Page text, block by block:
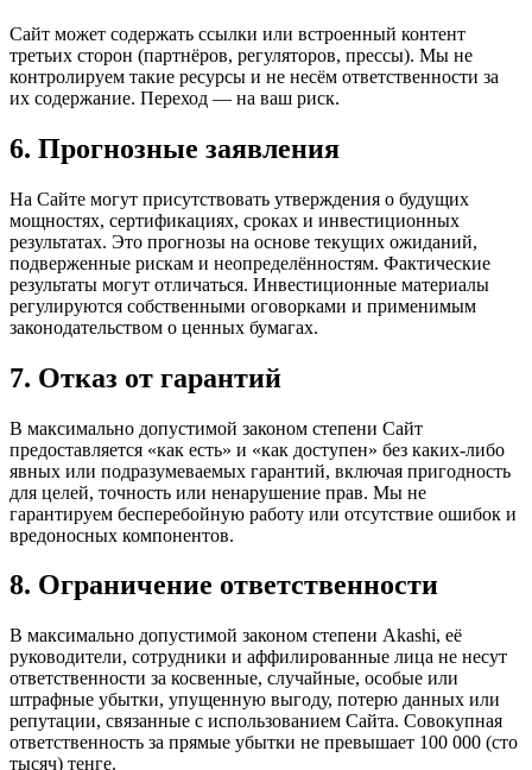
Сайт может содержать ссылки или встроенный контент
третьих сторон (партнёров, регуляторов, прессы). Мы не
контролируем такие ресурсы и не несём ответственности за
их содержание. Переход — на ваш риск.
6. Прогнозные заявления
На Сайте могут присутствовать утверждения о будущих
мощностях, сертификациях, сроках и инвестиционных
результатах. Это прогнозы на основе текущих ожиданий,
подверженные рискам и неопределённостям. Фактические
результаты могут отличаться. Инвестиционные материалы
регулируются собственными оговорками и применимым
законодательством о ценных бумагах.
7. Отказ от гарантий
В максимально допустимой законом степени Сайт
предоставляется «как есть» и «как доступен» без каких-либо
явных или подразумеваемых гарантий, включая пригодность
для целей, точность или ненарушение прав. Мы не
гарантируем бесперебойную работу или отсутствие ошибок и
вредоносных компонентов.
8. Ограничение ответственности
В максимально допустимой законом степени Akashi, её
руководители, сотрудники и аффилированные лица не несут
ответственности за косвенные, случайные, особые или
штрафные убытки, упущенную выгоду, потерю данных или
репутации, связанные с использованием Сайта. Совокупная
ответственность за прямые убытки не превышает 100 000 (сто
тысяч) тенге.